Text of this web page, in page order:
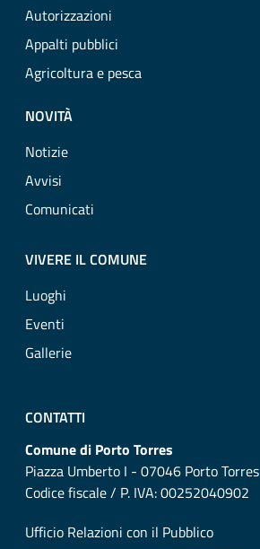
Autorizzazioni
Appalti pubblici
Agricoltura e pesca
NOVITÀ
Notizie
Avvisi
Comunicati
VIVERE IL COMUNE
Luoghi
Eventi
Gallerie
CONTATTI
Comune di Porto Torres
Piazza Umberto I - 07046 Porto Torres
Codice fiscale / P. IVA: 00252040902
Ufficio Relazioni con il Pubblico